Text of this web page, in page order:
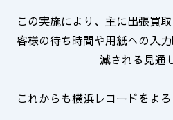
この実施により、主に出張買
客様の待ち時間や用紙への入
減される見通
これからも横浜レコードをよ